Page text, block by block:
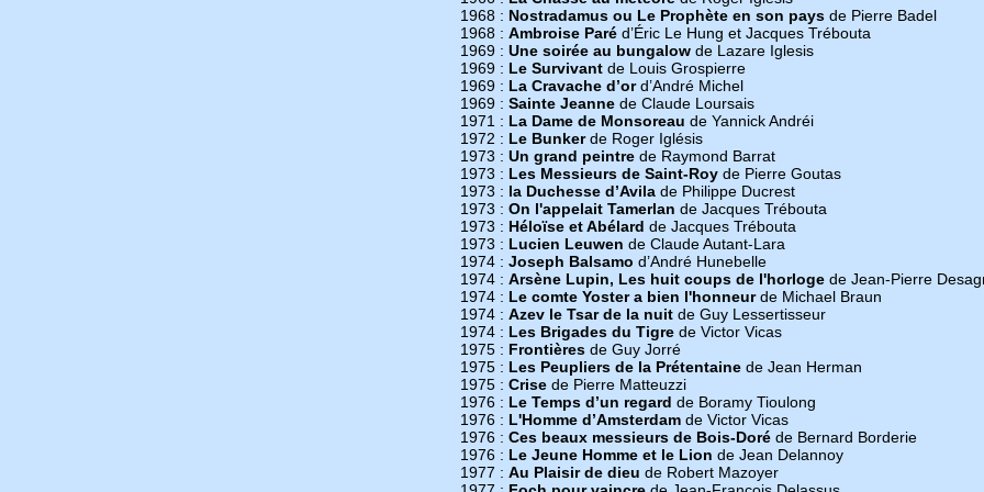
1968 : Nostradamus ou Le Prophète en son pays de Pierre Badel
1968 : Ambroise Paré d’Éric Le Hung et Jacques Trébouta
1969 : Une soirée au bungalow de Lazare Iglesis
1969 : Le Survivant de Louis Grospierre
1969 : La Cravache d’ord’André Michel
1969 : Sainte Jeanne de Claude Loursais
1971 : La Dame de Monsoreau de Yannick Andréi
1972 : Le Bunkerde Roger Iglésis
1973 : Un grand peintre de Raymond Barrat
1973 : Les Messieurs de Saint-Roy de Pierre Goutas
1973 : la Duchesse d’Avila de Philippe Ducrest
1973 : On l'appelait Tamerlan de Jacques Trébouta
1973 : Héloïse et Abélard de Jacques Trébouta
1973 : Lucien Leuwen de Claude Autant-Lara
1974 : Joseph Balsamo d’André Hunebelle
1974 : Arsène Lupin, Les huit coups de l'horloge de Jean-Pierre
1974 : Le comte Yoster a bien l'honneurde Michael Braun
1974 : Azev le Tsar de la nuit de Guy Lessertisseur
1974 : Les Brigades du Tigre de Victor Vicas
1975 : Frontières de Guy Jorré
1975 : Les Peupliers de la Prétentaine de Jean Herman
1975 : Crise de Pierre Matteuzzi
1976 : Le Temps d’un regard de Boramy Tioulong
1976 : L'Homme d’Amsterdam de Victor Vicas
1976 : Ces beaux messieurs de Bois-Doré de Bernard Borderie
1976 : Le Jeune Homme et le Lion de Jean Delannoy
1977 : Au Plaisir de dieu de Robert Mazoyer